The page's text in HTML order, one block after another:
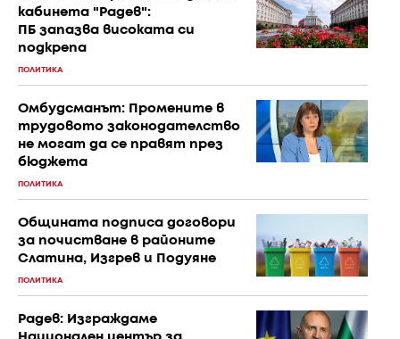
кабинета "Радев":
ПБ запазва високата си
подкрепа
ПОЛИТИКА
Омбудсманът: Промените в
трудовото законодателство
не могат да се правят през
бюджета
ПОЛИТИКА
Общината подписа договори
за почистване в районите
Слатина, Изгрев и Подуяне
ПОЛИТИКА
Радев: Изграждаме